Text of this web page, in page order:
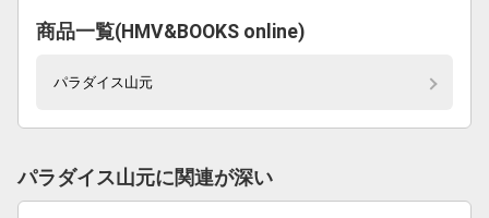
商品一覧(HMV&BOOKS online)
パラダイス山元
パラダイス山元に関連が深い